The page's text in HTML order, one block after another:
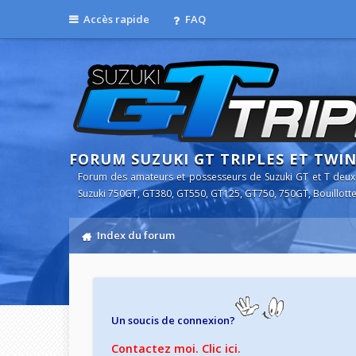
Accès rapide FAQ
FORUM SUZUKI GT TRIPLES ET
Forum des amateurs et possesseurs de Suzuki GT et T
Suzuki 750GT, GT380, GT550, GT125, GT750, 750GT,
Index du forum
Un soucis de connexion?
Contactez moi. Clic ici.